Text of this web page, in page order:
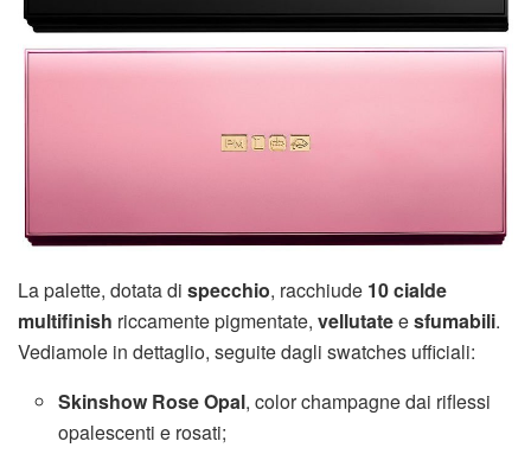
La palette, dotata di specchio, racchiude 10 cialde
multifinish riccamente pigmentate, vellutateesfumabili.
Vediamole in dettaglio, seguite dagli swatches ufficiali:
Skinshow Rose Opal, color champagne dai riflessi
opalescenti e rosati;